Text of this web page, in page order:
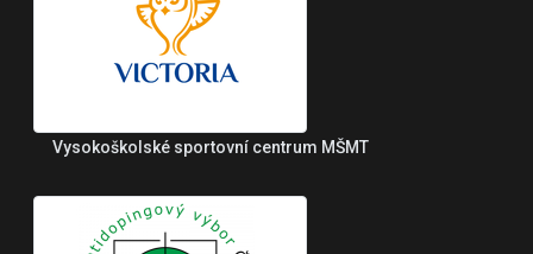
Vysokoškolské sportovní centrum MŠMT